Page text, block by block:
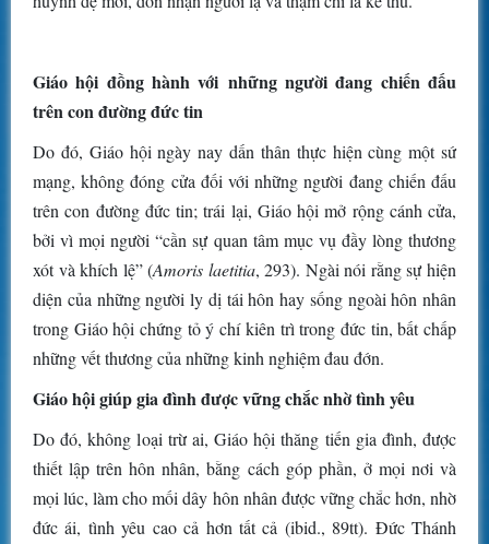
Giáo hội đồng hành với những người đang chiến đấu
trên con đường đức tin
Do đó, Giáo hội ngày nay dấn thân thực hiện cùng một sứ
mạng, không đóng cửa đối với những người đang chiến đấu
trên con đường đức tin; trái lại, Giáo hội mở rộng cánh cửa,
bởi vì mọi người “cần sự quan tâm mục vụ đầy lòng thương
xót và khích lệ” (Amoris laetitia, 293). Ngài nói rằng sự hiện
diện của những người ly dị tái hôn hay sống ngoài hôn nhân
trong Giáo hội chứng tỏ ý chí kiên trì trong đức tin, bất chấp
những vết thương của những kinh nghiệm đau đớn.
Giáo hội giúp gia đình được vững chắc nhờ tình yêu
Do đó, không loại trừ ai, Giáo hội thăng tiến gia đình, được
thiết lập trên hôn nhân, bằng cách góp phần, ở mọi nơi và
mọi lúc, làm cho mối dây hôn nhân được vững chắc hơn, nhờ
đức ái, tình yêu cao cả hơn tất cả (ibid., 89tt). Đức Thánh